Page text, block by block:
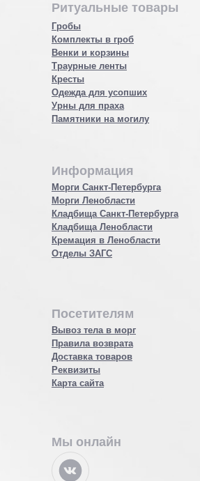
Ритуальные товары
Гробы
Комплекты в гроб
Венки и корзины
Траурные ленты
Кресты
Одежда для усопших
Урны для праха
Памятники на могилу
Посетителям
Вывоз тела в морг
Правила возврата
Доставка товаров
Реквизиты
Карта сайта
Информация
Морги Санкт-Петербурга
Морги Ленобласти
Кладбища Санкт-Петербурга
Кладбища Ленобласти
Кремация в Ленобласти
Отделы ЗАГС
Мы онлайн